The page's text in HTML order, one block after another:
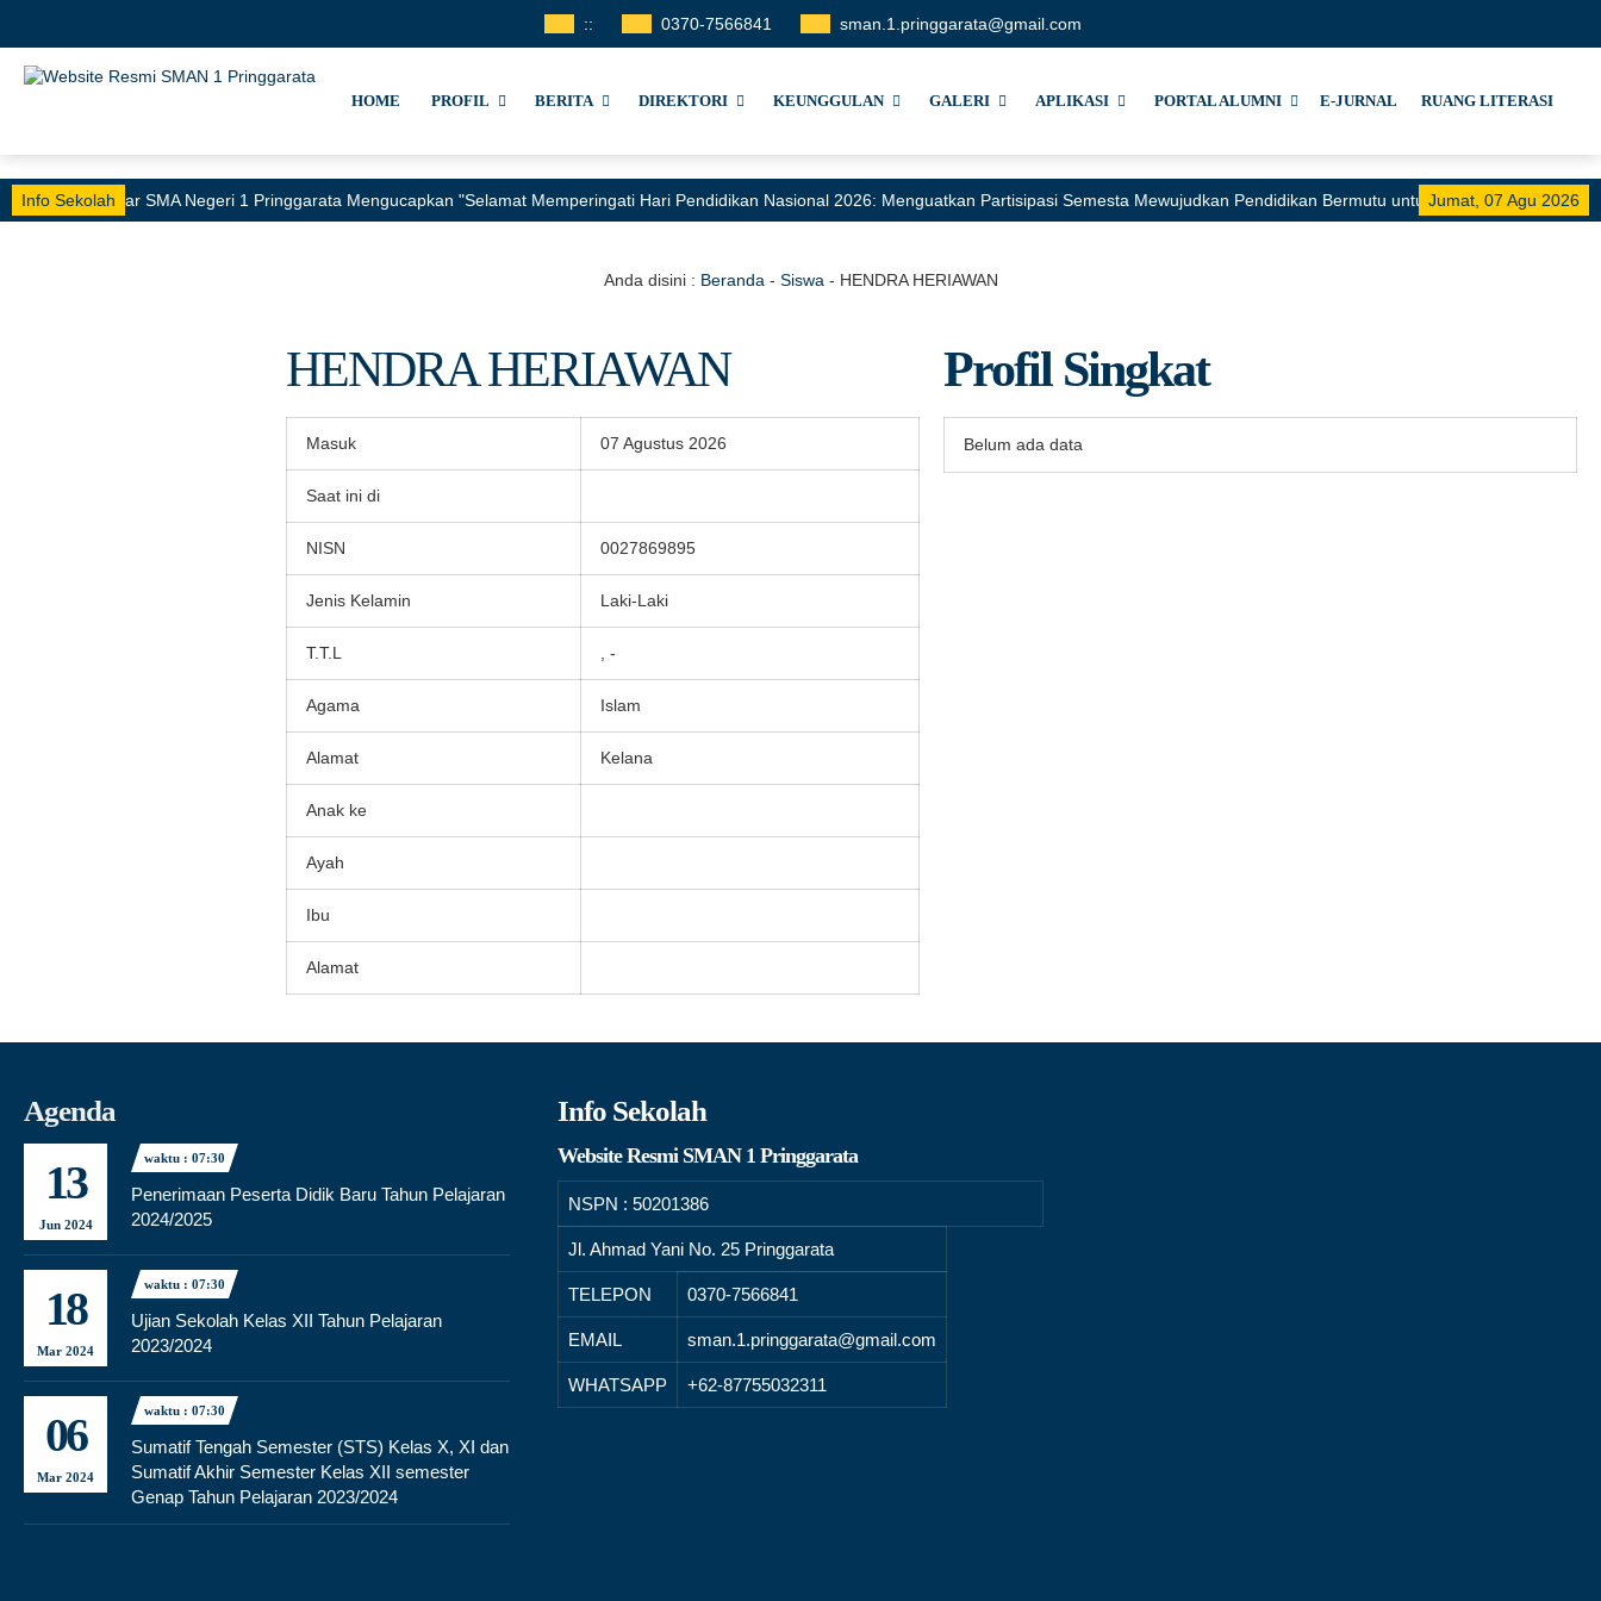
:: 0370-7566841 sman.1.pringgarata@gmail.com
HOME PROFIL BERITA DIREKTORI KEUNGGULAN GALERI APLIKASI PORTAL ALUMNI E-JURNAL RUANG LITERASI
Info Sekolah Jumat, 07 Agu 2026
Keluarga Besar SMA Negeri 1 Pringgarata Mengucapkan "Selamat Memperingati Hari Pendidikan Nasional 2026: Menguatkan Partisipasi Semesta Mewujudkan Pendidikan Bermutu untuk Semua"
Anda disini : Beranda - Siswa - HENDRA HERIAWAN
HENDRA HERIAWAN
Masuk 07 Agustus 2026
Saat ini di
NISN 0027869895
Jenis Kelamin Laki-Laki
T.T.L , -
Agama Islam
Alamat Kelana
Anak ke
Ayah
Ibu
Alamat
Profil Singkat
Belum ada data
Agenda
13
Jun 2024
waktu : 07:30
Penerimaan Peserta Didik Baru Tahun Pelajaran
2024/2025
18
Mar 2024
waktu : 07:30
Ujian Sekolah Kelas XII Tahun Pelajaran
2023/2024
06
Mar 2024
waktu : 07:30
Sumatif Tengah Semester (STS) Kelas X, XI dan
Sumatif Akhir Semester Kelas XII semester
Genap Tahun Pelajaran 2023/2024
Info Sekolah
Website Resmi SMAN 1 Pringgarata
NSPN : 50201386
Jl. Ahmad Yani No. 25 Pringgarata
TELEPON 0370-7566841
EMAIL sman.1.pringgarata@gmail.com
WHATSAPP +62-87755032311